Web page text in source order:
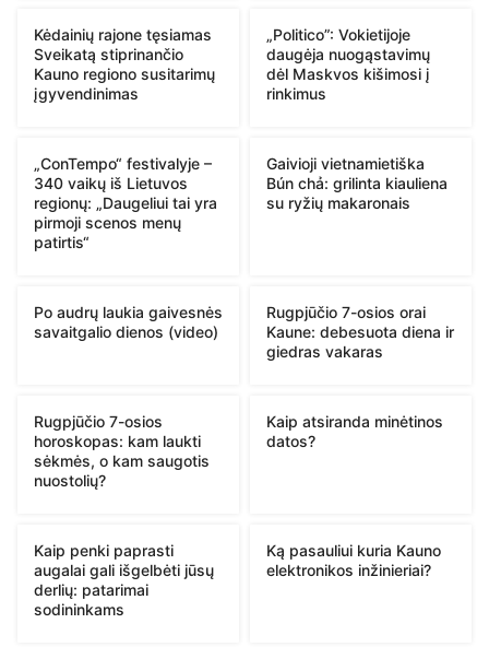
Kėdainių rajone tęsiamas
Sveikatą stiprinančio
Kauno regiono susitarimų
įgyvendinimas
„Politico”: Vokietijoje
daugėja nuogąstavimų
dėl Maskvos kišimosi į
rinkimus
„ConTempo“ festivalyje –
340 vaikų iš Lietuvos
regionų: „Daugeliui tai yra
pirmoji scenos menų
patirtis“
Gaivioji vietnamietiška
Bún chả: grilinta kiauliena
su ryžių makaronais
Po audrų laukia gaivesnės
savaitgalio dienos (video)
Rugpjūčio 7-osios orai
Kaune: debesuota diena ir
giedras vakaras
Rugpjūčio 7-osios
horoskopas: kam laukti
sėkmės, o kam saugotis
nuostolių?
Kaip atsiranda minėtinos
datos?
Kaip penki paprasti
augalai gali išgelbėti jūsų
derlių: patarimai
sodininkams
Ką pasauliui kuria Kauno
elektronikos inžinieriai?